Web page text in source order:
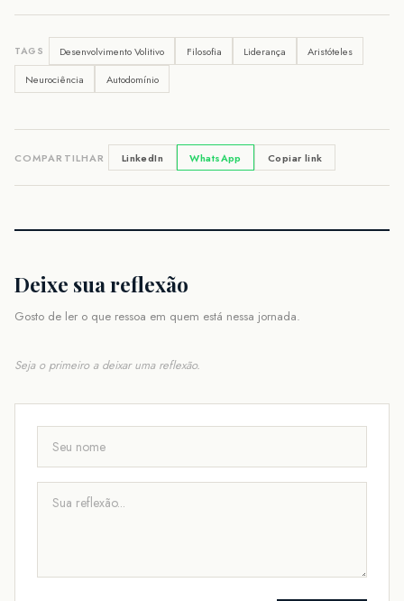
TAGS Desenvolvimento Volitivo Filosofia Liderança
Aristóteles
Neurociência
Autodomínio
COMPARTILHAR LinkedIn WhatsApp Copiar link
Deixe sua reflexão
Gosto de ler o que ressoa em quem está nessa jornada.
Seja o primeiro a deixar uma reflexão.